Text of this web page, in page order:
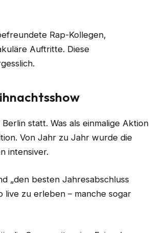
Rap-Kollegen,
Auftritte. Diese
statt. Was als einmalige Aktion
Von Jahr zu Jahr wurde die
intensiver.
„den besten Jahresabschluss
live zu erleben – manche sogar